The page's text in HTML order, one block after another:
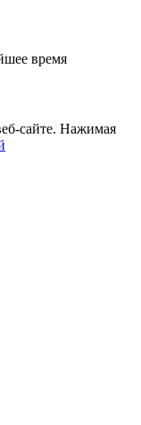
время
сайте. Нажимая